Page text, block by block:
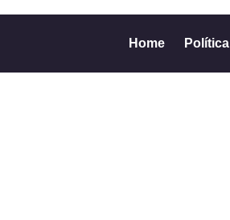
Home Política